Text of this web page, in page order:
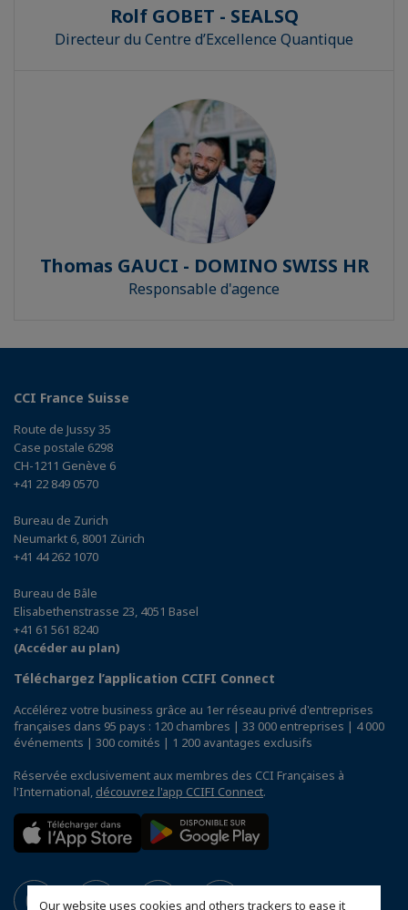
Our website uses cookies and others trackers to ease it
Rolf GOBET - SEALSQ
Directeur du Centre d’Excellence Quantique
Thomas GAUCI - DOMINO SWISS HR
Responsable d'agence
CCI France Suisse
Route de Jussy 35
Case postale 6298
CH-1211 Genève 6
+41 22 849 0570
Bureau de Zurich
Neumarkt 6, 8001 Zürich
+41 44 262 1070
Bureau de Bâle
Elisabethenstrasse 23, 4051 Basel
+41 61 561 8240
(Accéder au plan)
Téléchargez l’application CCIFI Connect
Accélérez votre business grâce au 1er réseau privé d'entreprises
françaises dans 95 pays : 120 chambres | 33 000 entreprises | 4 000
événements | 300 comités | 1 200 avantages exclusifs
Réservée exclusivement aux membres des CCI Françaises à
l'International, découvrez l'app CCIFI Connect.